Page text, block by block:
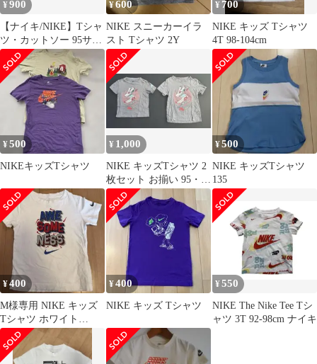
¥900
【ナイキ/NIKE】Tシャ
ツ・カットソー 95サイ
ズ 男の子【子供服・ベ
ビー服】（2178098）
¥600
NIKE スニーカーイラ
スト Tシャツ 2Y
¥ 700
NIKE キッズ Tシャツ
4T 98-104cm
¥500
NIKEキッズTシャツ
¥ 1,000
NIKE キッズTシャツ 2
枚セット お揃い 95・
110 スニーカーデザイ
ン
¥500
NIKE キッズTシャツ
135
¥400
M様専用 NIKE キッズ
Tシャツ ホワイト
AWESOMENESS
¥400
NIKE キッズ Tシャツ
¥550
NIKE The Nike Tee Tシ
ャツ 3T 92-98cm ナイキ